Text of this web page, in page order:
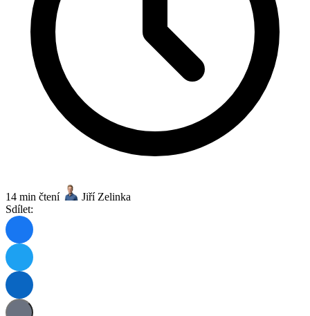
14 min čtení
Jiří Zelinka
Sdílet: